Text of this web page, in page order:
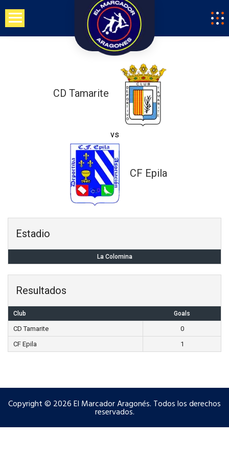
Saltar
contenido
CD Tamarite
vs
CF Epila
Estadio
La Colomina
Resultados
Club Goals
CD Tamarite
0
CF Epila
1
Copyright © 2026 El Marcador Aragonés. Todos los derechos
reservados.